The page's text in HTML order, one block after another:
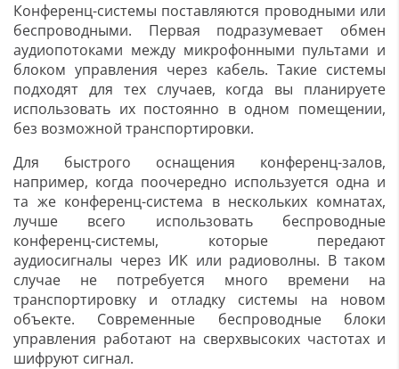
Конференц-системы поставляются проводными или
беспроводными. Первая подразумевает обмен
аудиопотоками между микрофонными пультами и
блоком управления через кабель. Такие системы
подходят для тех случаев, когда вы планируете
использовать их постоянно в одном помещении,
без возможной транспортировки.
Для быстрого оснащения конференц-залов,
например, когда поочередно используется одна и
та же конференц-система в нескольких комнатах,
лучше всего использовать беспроводные
конференц-системы, которые передают
аудиосигналы через ИК или радиоволны. В таком
случае не потребуется много времени на
транспортировку и отладку системы на новом
объекте. Современные беспроводные блоки
управления работают на сверхвысоких частотах и
шифруют сигнал.